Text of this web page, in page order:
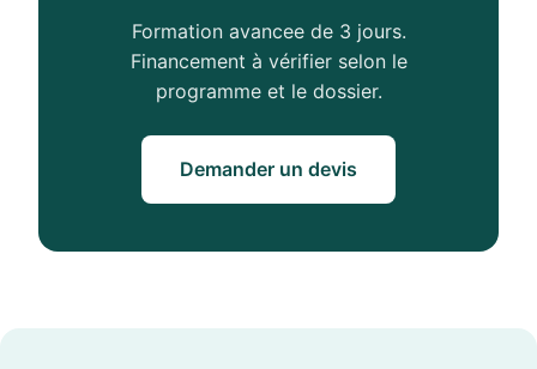
Formation avancee de 3 jours.
Financement à vérifier selon le
programme et le dossier.
Demander un devis